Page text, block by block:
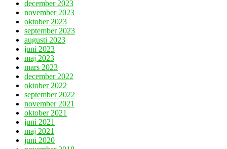
december 2023
november 2023
oktober 2023
september 2023
augusti 2023
juni 2023
maj 2023
mars 2023
december 2022
oktober 2022
september 2022
november 2021
oktober 2021
juni 2021
maj 2021
juni 2020